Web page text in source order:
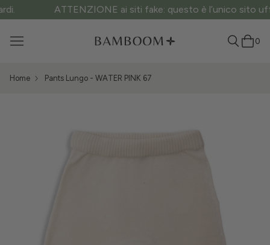
ATTENZIONE ai siti fake: questo è l’unico sito ufficiale.
0
Home Pants Lungo - WATER PINK 67